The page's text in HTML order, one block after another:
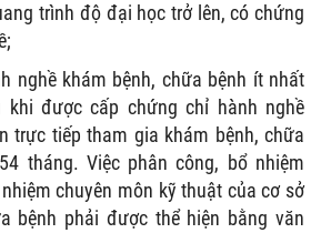
trình độ đại học trở lên, có chứng
nghề khám bệnh, chữa bệnh ít nhất
khi được cấp chứng chỉ hành nghề
trực tiếp tham gia khám bệnh, chữa
tháng. Việc phân công, bổ nhiệm
chuyên môn kỹ thuật của cơ sở
bệnh phải được thể hiện bằng văn